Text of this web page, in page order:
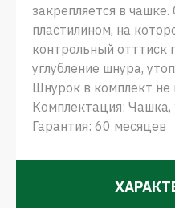
закрепляется в
пластилином, на
контрольный отттиск
углубление шнура,
Шнурок в комплект не
Комплектация: Чашка,
Гарантия: 60 месяцев